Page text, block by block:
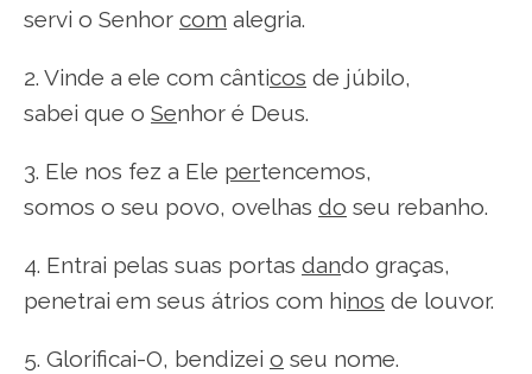
servi o Senhor com alegria.
2. Vinde a ele com cânticos de júbilo,
sabei que o Senhor é Deus.
3. Ele nos fez a Ele pertencemos,
somos o seu povo, ovelhas do seu rebanho.
4. Entrai pelas suas portas dando graças,
penetrai em seus átrios com hinos de louvor.
5. Glorificai-O, bendizei o seu nome.